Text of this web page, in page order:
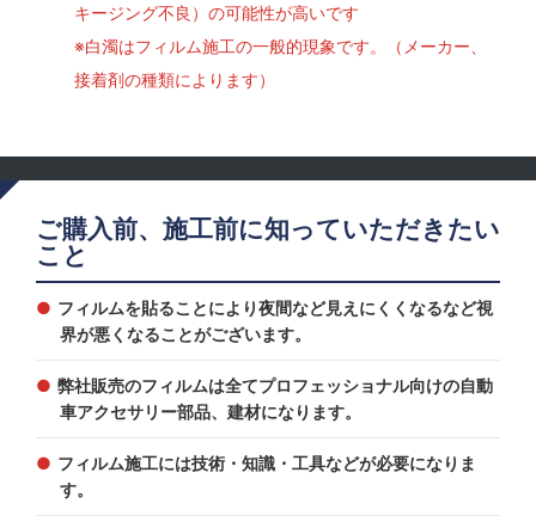
キージング不良）の可能性が高いです
※白濁はフィルム施工の一般的現象です。（メーカー、
接着剤の種類によります）
ご購入前、施工前に知っていただきたい
こと
フィルムを貼ることにより夜間など見えにくくなるなど視
界が悪くなることがございます。
弊社販売のフィルムは全てプロフェッショナル向けの自動
車アクセサリー部品、建材になります。
フィルム施工には技術・知識・工具などが必要になりま
す。